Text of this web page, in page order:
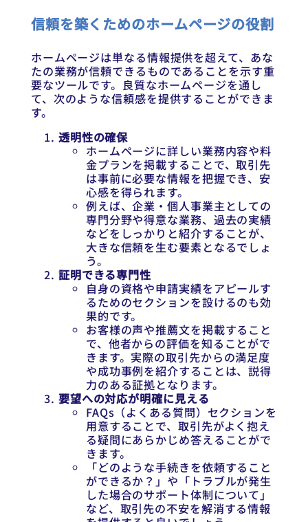
信頼を築くためのホームページの役割
ホームページは単なる情報提供を超えて、あな
たの業務が信頼できるものであることを示す重
要なツールです。良質なホームページを通し
て、次のような信頼感を提供することができま
す。
透明性の確保
ホームページに詳しい業務内容や料
金プランを掲載することで、取引先
は事前に必要な情報を把握でき、安
心感を得られます。
例えば、企業・個人事業主としての
専門分野や得意な業務、過去の実績
などをしっかりと紹介することが、
大きな信頼を生む要素となるでしょ
う。
証明できる専門性
自身の資格や申請実績をアピールす
るためのセクションを設けるのも効
果的です。
お客様の声や推薦文を掲載すること
で、他者からの評価を知ることがで
きます。実際の取引先からの満足度
や成功事例を紹介することは、説得
力のある証拠となります。
要望への対応が明確に見える
FAQs（よくある質問）セクションを
用意することで、取引先がよく抱え
る疑問にあらかじめ答えることがで
きます。
「どのような手続きを依頼すること
ができるか？」や「トラブルが発生
した場合のサポート体制について」
など、取引先の不安を解消する情報